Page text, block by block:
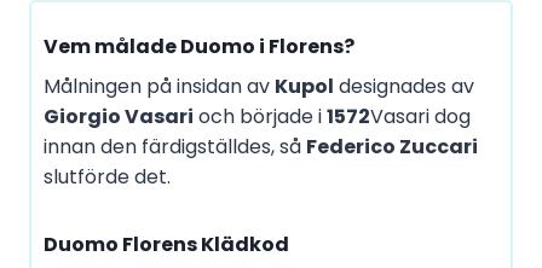
Vem målade Duomo i Florens?
Målningen på insidan av Kupol designades av
Giorgio Vasari och började i1572Vasari dog
innan den färdigställdes, så Federico Zuccari
slutförde det.
Duomo Florens Klädkod